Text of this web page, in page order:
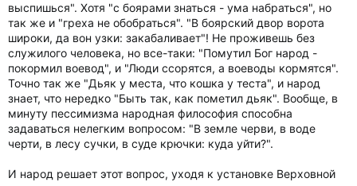
выспишься". Хотя "с боярами знаться - ума набраться", но
так же и "греха не обобраться". "В боярский двор ворота
широки, да вон узки: закабаливает"! Не проживешь без
служилого человека, но все-таки: "Помутил Бог народ -
покормил воевод", и "Люди ссорятся, а воеводы кормятся".
Точно так же "Дьяк у места, что кошка у теста", и народ
знает, что нередко "Быть так, как пометил дьяк". Вообще, в
минуту пессимизма народная философия способна
задаваться нелегким вопросом: "В земле черви, в воде
черти, в лесу сучки, в суде крючки: куда уйти?".
И народ решает этот вопрос, уходя к установке Верховной